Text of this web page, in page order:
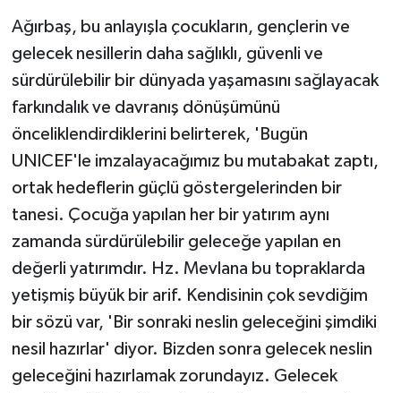
Ağırbaş, bu anlayışla çocukların, gençlerin ve
gelecek nesillerin daha sağlıklı, güvenli ve
sürdürülebilir bir dünyada yaşamasını sağlayacak
farkındalık ve davranış dönüşümünü
önceliklendirdiklerini belirterek, 'Bugün
UNICEF'le imzalayacağımız bu mutabakat zaptı,
ortak hedeflerin güçlü göstergelerinden bir
tanesi. Çocuğa yapılan her bir yatırım aynı
zamanda sürdürülebilir geleceğe yapılan en
değerli yatırımdır. Hz. Mevlana bu topraklarda
yetişmiş büyük bir arif. Kendisinin çok sevdiğim
bir sözü var, 'Bir sonraki neslin geleceğini şimdiki
nesil hazırlar' diyor. Bizden sonra gelecek neslin
geleceğini hazırlamak zorundayız. Gelecek